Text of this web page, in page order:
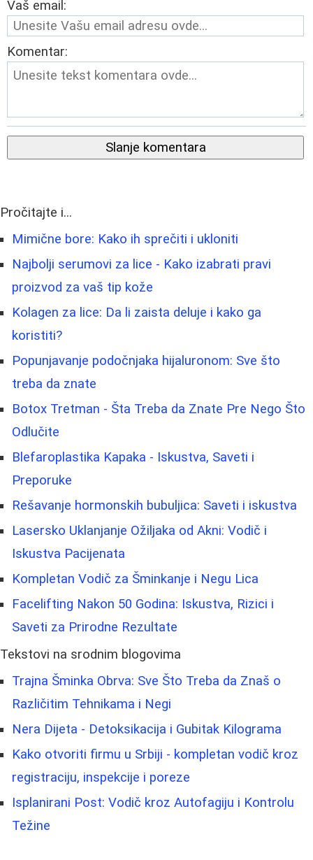
Vaš email:
Komentar:
Slanje komentara
Pročitajte i...
Mimične bore: Kako ih sprečiti i ukloniti
Najbolji serumovi za lice - Kako izabrati pravi
proizvod za vaš tip kože
Kolagen za lice: Da li zaista deluje i kako ga
koristiti?
Popunjavanje podočnjaka hijaluronom: Sve što
treba da znate
Botox Tretman - Šta Treba da Znate Pre Nego Što
Odlučite
Blefaroplastika Kapaka - Iskustva, Saveti i
Preporuke
Rešavanje hormonskih bubuljica: Saveti i iskustva
Lasersko Uklanjanje Ožiljaka od Akni: Vodič i
Iskustva Pacijenata
Kompletan Vodič za Šminkanje i Negu Lica
Facelifting Nakon 50 Godina: Iskustva, Rizici i
Saveti za Prirodne Rezultate
Tekstovi na srodnim blogovima
Trajna Šminka Obrva: Sve Što Treba da Znaš o
Različitim Tehnikama i Negi
Nera Dijeta - Detoksikacija i Gubitak Kilograma
Kako otvoriti firmu u Srbiji - kompletan vodič kroz
registraciju, inspekcije i poreze
Isplanirani Post: Vodič kroz Autofagiju i Kontrolu
Težine